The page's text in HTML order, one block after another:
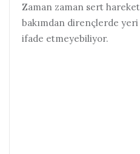
Zaman zaman sert
bakımdan dirençlerde
ifade etmeyebiliyor.